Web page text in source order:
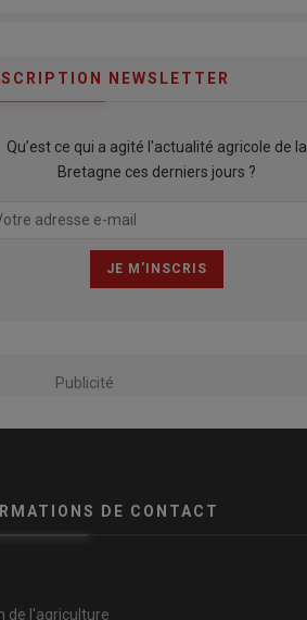
NEWSLETTER
Qu’est ce qui a agité l'actualité agricole de la
Bretagne ces derniers jours ?
Publicité
DE CONTACT
de l'agriculture